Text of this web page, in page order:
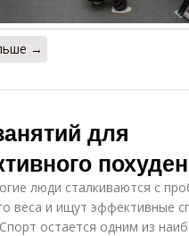
→
для
люди сталкиваются с
веса и ищут эффективные
остается одним из